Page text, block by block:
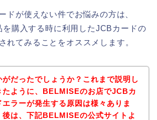
ドが使えない件でお悩みの方は、
を購入する時に利用したJCBカードの
れてみることをオススメします。
がだったでしょうか？これまで説明し
たように、BELMISEのお店でJCBカ
エラーが発生する原因は様々ありま
後は、下記BELMISEの公式サイトよ